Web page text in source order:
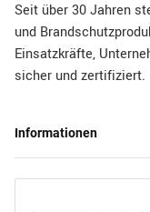
Seit über 30 Jahren
und
Einsatzkräfte,
sicher und zertifiziert.
Informationen